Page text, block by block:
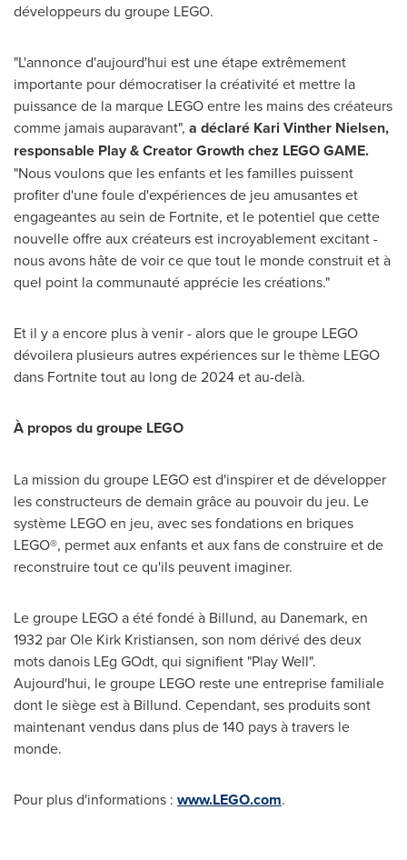
développeurs du groupe LEGO.
"L'annonce d'aujourd'hui est une étape extrêmement
importante pour démocratiser la créativité et mettre la
puissance de la marque LEGO entre les mains des créateurs
comme jamais auparavant", a déclaré Kari Vinther Nielsen,
responsable Play & Creator Growth chez LEGO GAME.
"Nous voulons que les enfants et les familles puissent
profiter d'une foule d'expériences de jeu amusantes et
engageantes au sein de Fortnite, et le potentiel que cette
nouvelle offre aux créateurs est incroyablement excitant -
nous avons hâte de voir ce que tout le monde construit et à
quel point la communauté apprécie les créations."
Et il y a encore plus à venir - alors que le groupe LEGO
dévoilera plusieurs autres expériences sur le thème LEGO
dans Fortnite tout au long de2024 etau-delà.
À propos du groupe LEGO
La mission du groupe LEGO est d'inspirer et de développer
les constructeurs de demain grâce au pouvoir du jeu. Le
système LEGO en jeu, avec ses fondations en briques
LEGO®, permet aux enfants et aux fans de construire et de
reconstruire tout ce qu'ils peuvent imaginer.
Le groupe LEGO a été fondé à Billund, au Danemark, en
1932 parOle Kirk Kristiansen, son nom dérivé des deux
mots danois LEg GOdt, qui signifient "Play Well".
Aujourd'hui, le groupe LEGO reste une entreprise familiale
dont le siège est à Billund. Cependant, ses produits sont
maintenant vendus dans plus de 140 pays à travers le
monde.
Pour plus d'informations : www.LEGO.com.